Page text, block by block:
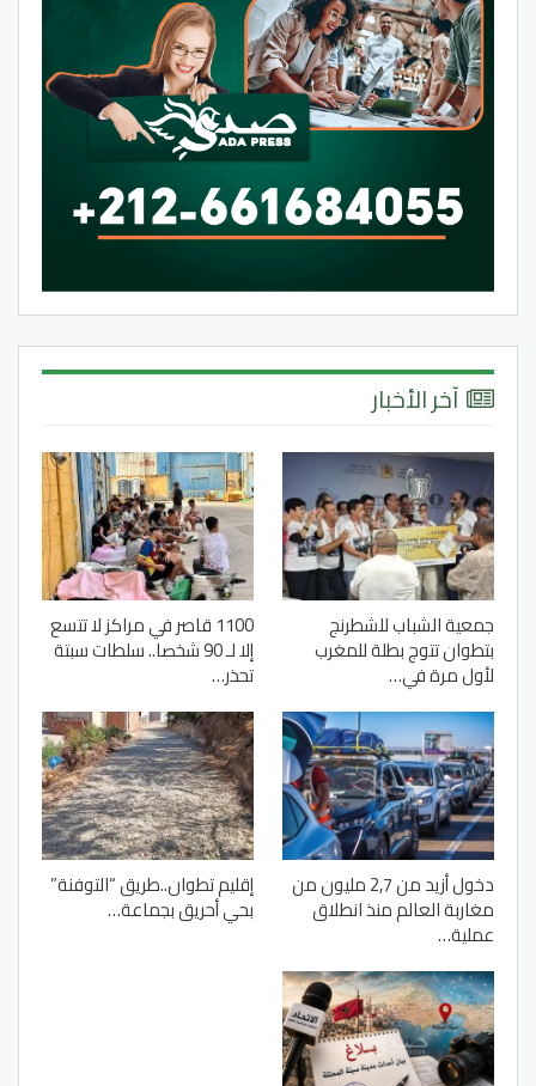
آخر الأخبار
جمعية الشباب للشطرنج
بتطوان تتوج بطلة للمغرب
لأول مرة في…
1100 قاصر في مراكز لا تتسع
إلا لـ 90 شخصا.. سلطات سبتة
تحذر…
دخول أزيد من 2,7 مليون من
مغاربة العالم منذ انطلاق
عملية…
إقليم تطوان..طريق “التوفنة”
بحي أحريق بجماعة…